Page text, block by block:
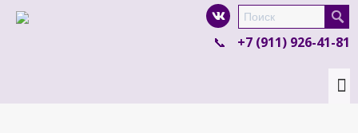
product in a size size .
colour items.
+7 (911) 926-41-81